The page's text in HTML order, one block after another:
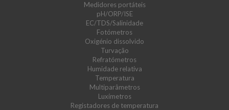
Medidores portáteis
pH/ORP/ISE
EC/TDS/Salinidade
Fotómetros
Oxigénio dissolvido
Turvação
Refratómetros
Humidade relativa
Temperatura
Multiparâmetros
Luxímetros
Registadores de temperatura